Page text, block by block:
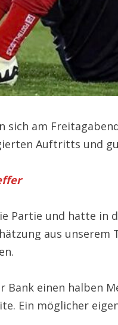
am
Auftritts und
Partie und hatte in
aus
einen halben
Ein möglicher